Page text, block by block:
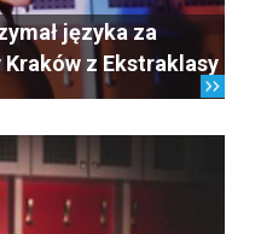
języka za
Kraków z Ekstraklasy